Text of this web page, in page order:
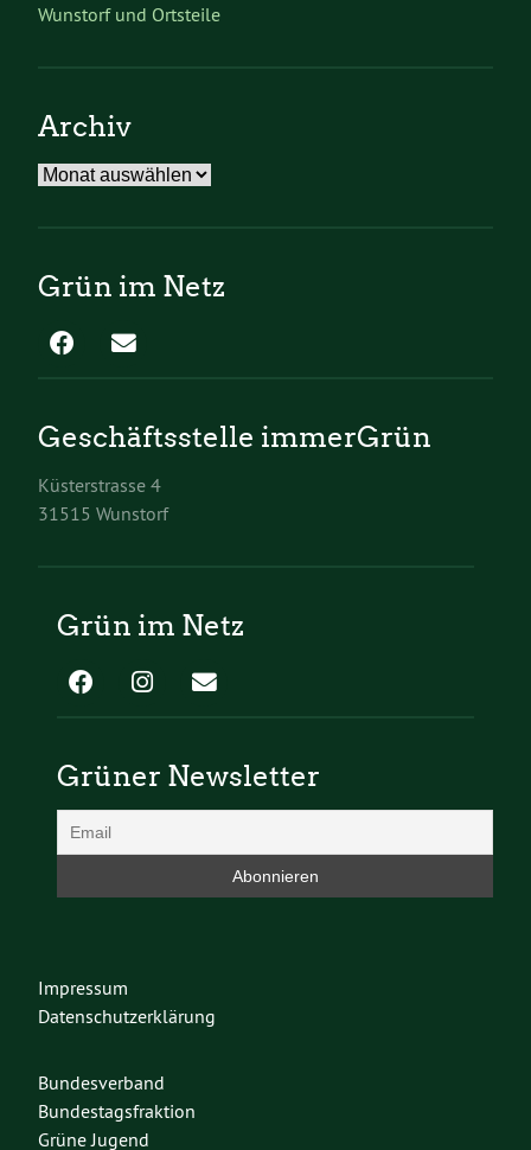
Wunstorf und Ortsteile
Archiv
Archiv
Grün im Netz
Geschäftsstelle immerGrün
Küsterstrasse 4
31515 Wunstorf
Grün im Netz
Grüner Newsletter
Impressum
Datenschutzerklärung
Bundesverband
Bundestagsfraktion
Grüne Jugend